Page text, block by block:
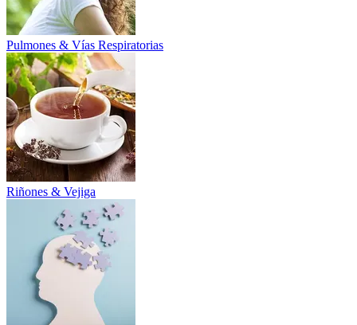
Pulmones & Vías Respiratorias
Riñones & Vejiga